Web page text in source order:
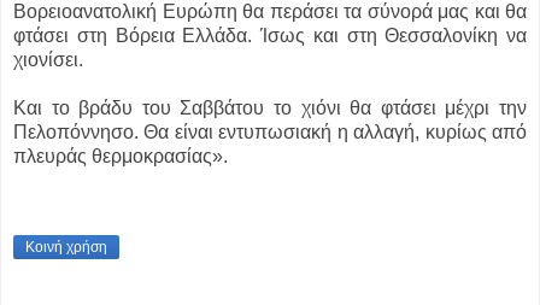
Βορειοανατολική Ευρώπη θα περάσει τα σύνορά μας και θα
φτάσει στη Βόρεια Ελλάδα. Ίσως και στη Θεσσαλονίκη να
χιονίσει.
Και το βράδυ του Σαββάτου το χιόνι θα φτάσει μέχρι την
Πελοπόννησο. Θα είναι εντυπωσιακή η αλλαγή, κυρίως από
πλευράς θερμοκρασίας».
Κοινή χρήση